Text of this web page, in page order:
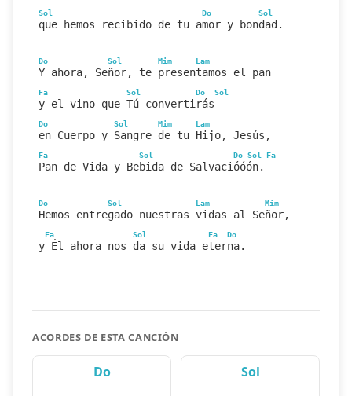
Sol Do Sol
que hemos recibido de tu amor y bondad.
Do Sol Mim Lam
Y ahora, Señor, te presentamos el pan
Fa Sol Do Sol
y el vino que Tú convertirás
Do Sol Mim Lam
en Cuerpo y Sangre de tu Hijo, Jesús,
Fa Sol Do Sol Fa
Pan de Vida y Bebida de Salvacióóón.
Do Sol Lam Mim
Hemos entregado nuestras vidas al Señor,
Fa Sol Fa Do
y Él ahora nos da su vida eterna.
ACORDES DE ESTA CANCIÓN
Do Sol